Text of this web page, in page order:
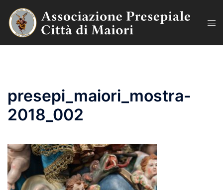
contenuto
presepi_maiori_mostra-
2018_002